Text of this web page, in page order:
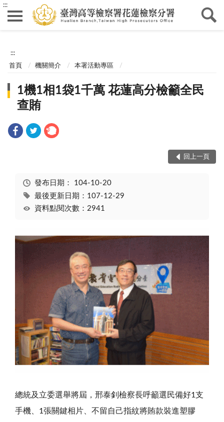
:::
:::
首頁 機關簡介 本署活動專區
1機1相1袋1千萬 花蓮高分檢籲全民
查賄
回上一頁
發布日期： 104-10-20
最後更新日期：107-12-29
資料點閱次數：2941
總統及立委選舉將屆，邢泰釗檢察長呼籲選民備好1支
手機、1張關鍵相片、不留自己指紋將賄款裝進塑膠